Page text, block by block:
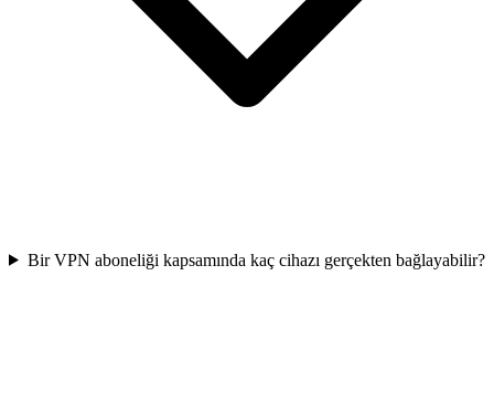
Bir VPN aboneliği kapsamında kaç cihazı gerçekten bağlayabilir?